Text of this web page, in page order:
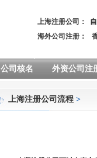
上海注册公司：
海外公司注册：
公司核名 外资公司注
上海注册公司流程 >